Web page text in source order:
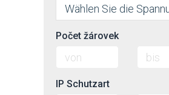
Počet žárovek
IP Schutzart